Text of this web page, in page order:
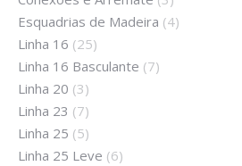
Esquadrias de Madeira (4)
Linha 16 (25)
Linha 16 Basculante (7)
Linha 20 (3)
Linha 23 (7)
Linha 25 (5)
Linha 25 Leve (6)